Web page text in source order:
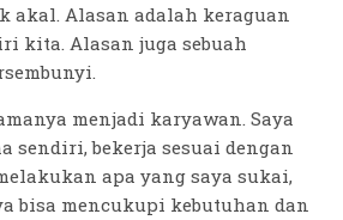
akal. Alasan adalah keraguan
kita. Alasan juga sebuah
menjadi karyawan. Saya
sendiri, bekerja sesuai dengan
apa yang saya sukai,
bisa mencukupi kebutuhan dan